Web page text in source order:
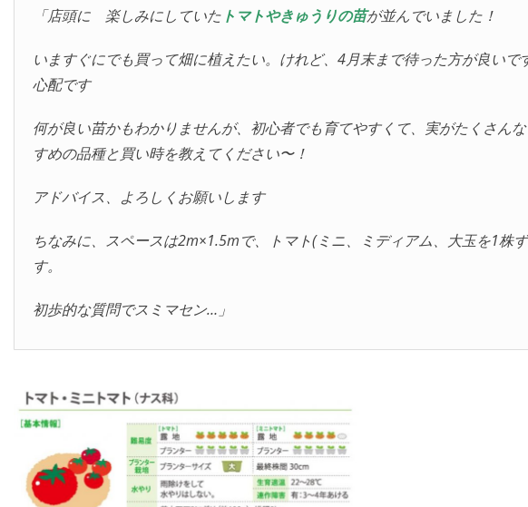
「店頭に 楽しみにしていた トマトやきゅうりの苗が並んでいました！
いますぐにでも買って畑に植えたい。けれど、4月末まで待った方が良い
心配です
何が良い苗かもわかりませんが、初心者でも育てやすくて、実がたくさん
すめの品種と買い時を教えてください〜！
アドバイス、よろしくお願いします
ちなみに、スペースは2m×1.5mで、トマト(ミニ、ミディアム、大玉を1株
す。
初歩的な質問でスミマセン…」